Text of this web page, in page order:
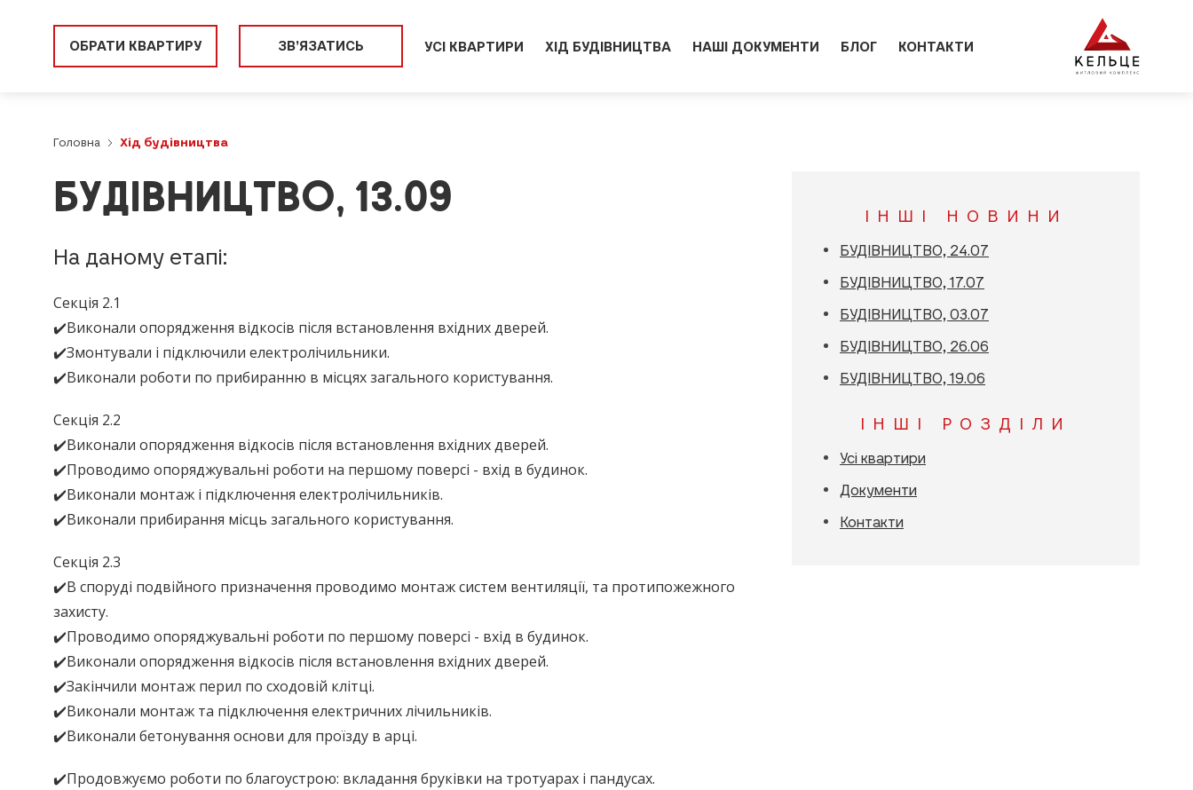
ОБРАТИ КВАРТИРУ ЗВ’ЯЗАТИСЬ УСІ КВАРТИРИ ХІД БУДІВНИЦТВА НАШІ ДОКУМЕНТИ БЛОГ КОНТАКТИ
Головна Хід будівництва
БУДІВНИЦТВО, 13.09
На даному етапі:
Секція 2.1
✔️Виконали опорядження відкосів після встановлення вхідних дверей.
✔️Змонтували і підключили електролічильники.
✔️Виконали роботи по прибиранню в місцях загального користування.
Секція 2.2
✔️Виконали опорядження відкосів після встановлення вхідних дверей.
✔️Проводимо опоряджувальні роботи на першому поверсі - вхід в будинок.
✔️Виконали монтаж і підключення електролічильників.
✔️Виконали прибирання місць загального користування.
Секція 2.3
✔️В споруді подвійного призначення проводимо монтаж систем вентиляції, та протипожежного
захисту.
✔️Проводимо опоряджувальні роботи по першому поверсі - вхід в будинок.
✔️Виконали опорядження відкосів після встановлення вхідних дверей.
✔️Закінчили монтаж перил по сходовій клітці.
✔️Виконали монтаж та підключення електричних лічильників.
✔️Виконали бетонування основи для проїзду в арці.
✔️Продовжуємо роботи по благоустрою: вкладання бруківки на тротуарах і пандусах.
ІНШІ НОВИНИ
БУДІВНИЦТВО, 24.07
БУДІВНИЦТВО, 17.07
БУДІВНИЦТВО, 03.07
БУДІВНИЦТВО, 26.06
БУДІВНИЦТВО, 19.06
ІНШІ РОЗДІЛИ
Усі квартири
Документи
Контакти